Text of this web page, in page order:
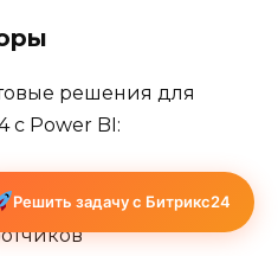
решения для
с Power BI:
— готовые
Решить задачу с Битрикс24